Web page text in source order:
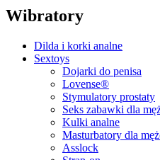
Wibratory
Dilda i korki analne
Sextoys
Dojarki do penisa
Lovense®
Stymulatory prostaty
Seks zabawki dla
Kulki analne
Masturbatory dla
Asslock